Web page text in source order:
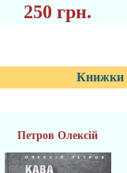
250 грн.
Книжки
Петров Олексій